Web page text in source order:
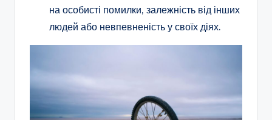
на особисті помилки, залежність від інших
людей або невпевненість у своїх діях.